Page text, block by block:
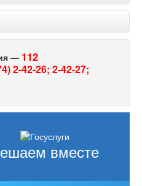
— 112
2-42-26; 2-42-27;
вместе